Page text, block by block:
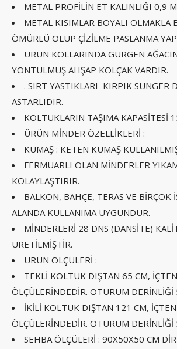
METAL PROFİLİN ET KALINLIĞI 0,9
METAL KISIMLAR BOYALI OLMAKLA
ÖMÜRLÜ OLUP ÇİZİLME PASLANMA
ÜRÜN KOLLARINDA GÜRGEN
YONTULMUŞ AHŞAP KOLÇAK VARDIR.
. SIRT YASTIKLARI KIRPIK SÜNGER
ASTARLIDIR.
KOLTUKLARIN TAŞIMA KAPASİTESİ
ÜRÜN MİNDER ÖZELLİKLERİ :
KUMAŞ : KETEN KUMAŞ
FERMUARLI OLAN MİNDERLER
KOLAYLAŞTIRIR.
BALKON, BAHÇE, TERAS VE BİRÇOK
ALANDA KULLANIMA UYGUNDUR.
MİNDERLERİ 28 DNS (DANSİTE)
ÜRETİLMİŞTİR.
ÜRÜN ÖLÇÜLERİ :
TEKLİ KOLTUK DIŞTAN 65 CM,
ÖLÇÜLERİNDEDİR. OTURUM DERİNLİĞİ
İKİLİ KOLTUK DIŞTAN 121 CM,
ÖLÇÜLERİNDEDİR. OTURUM DERİNLİĞİ
SEHBA ÖLÇÜLERİ : 90X50X50 CM